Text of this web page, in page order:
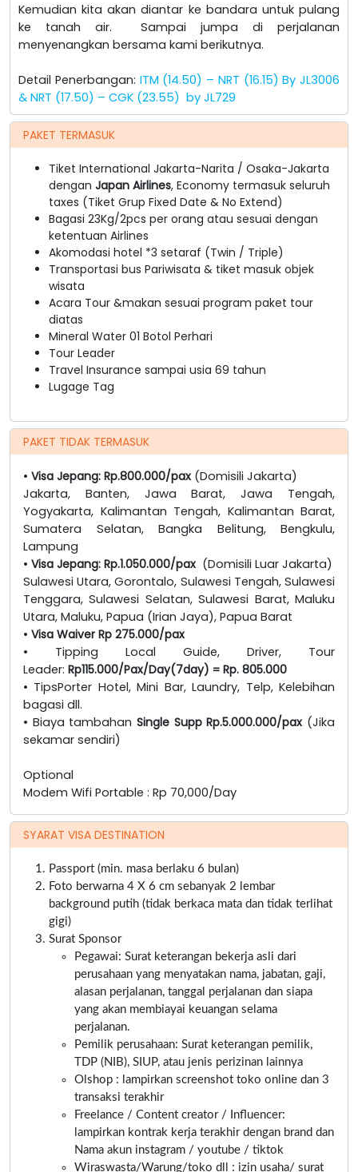
Kemudian kita akan diantar ke bandara untuk pulang
ke tanah air. Sampai jumpa di perjalanan
menyenangkan bersama kami berikutnya.
Detail Penerbangan: ITM (14.50) – NRT (16.15) By JL3006
& NRT (17.50) – CGK (23.55) by JL729
PAKET TERMASUK
Tiket International Jakarta-Narita / Osaka-Jakarta
dengan Japan Airlines, Economy termasuk seluruh
taxes (Tiket Grup Fixed Date & No Extend)
Bagasi 23Kg/2pcs per orang atau sesuai dengan
ketentuan Airlines
Akomodasi hotel *3 setaraf (Twin / Triple)
Transportasi bus Pariwisata & tiket masuk objek
wisata
Acara Tour &makan sesuai program paket tour
diatas
Mineral Water 01 Botol Perhari
Tour Leader
Travel Insurance sampai usia 69 tahun
Lugage Tag
PAKET TIDAK TERMASUK
• Visa Jepang: Rp.800.000/pax (Domisili Jakarta)
Jakarta, Banten, Jawa Barat, Jawa Tengah,
Yogyakarta, Kalimantan Tengah, Kalimantan Barat,
Sumatera Selatan, Bangka Belitung, Bengkulu,
Lampung
• Visa Jepang: Rp.1.050.000/pax (Domisili Luar Jakarta)
Sulawesi Utara, Gorontalo, Sulawesi Tengah, Sulawesi
Tenggara, Sulawesi Selatan, Sulawesi Barat, Maluku
Utara, Maluku, Papua (Irian Jaya), Papua Barat
• Visa Waiver Rp 275.000/pax
• Tipping Local Guide, Driver, Tour
Leader: Rp115.000/Pax/Day(7day) = Rp. 805.000
• TipsPorter Hotel, Mini Bar, Laundry, Telp, Kelebihan
bagasi dll.
• Biaya tambahan Single Supp Rp.5.000.000/pax (Jika
sekamar sendiri)
Optional
Modem Wifi Portable : Rp 70,000/Day
SYARAT VISA DESTINATION
Passport (min. masa berlaku 6 bulan)
Foto berwarna 4 X 6 cm sebanyak 2 lembar
background putih (tidak berkaca mata dan tidak terlihat
gigi)
Surat Sponsor
Pegawai: Surat keterangan bekerja asli dari
perusahaan yang menyatakan nama, jabatan, gaji,
alasan perjalanan, tanggal perjalanan dan siapa
yang akan membiayai keuangan selama
perjalanan.
Pemilik perusahaan: Surat keterangan pemilik,
TDP (NIB), SIUP, atau jenis perizinan lainnya
Olshop : lampirkan screenshot toko online dan 3
transaksi terakhir
Freelance / Content creator / Influencer:
lampirkan kontrak kerja terakhir dengan brand dan
Nama akun instagram / youtube / tiktok
Wiraswasta/Warung/toko dll : izin usaha/ surat